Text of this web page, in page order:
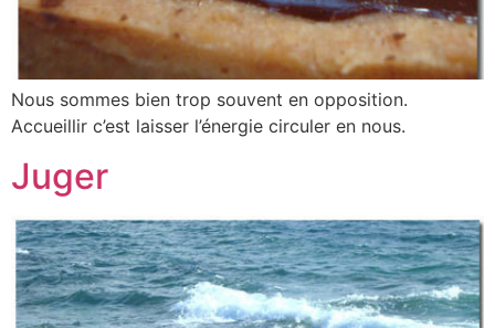
Nous sommes bien trop souvent en opposition.
Accueillir c’est laisser l’énergie circuler en nous.
Juger